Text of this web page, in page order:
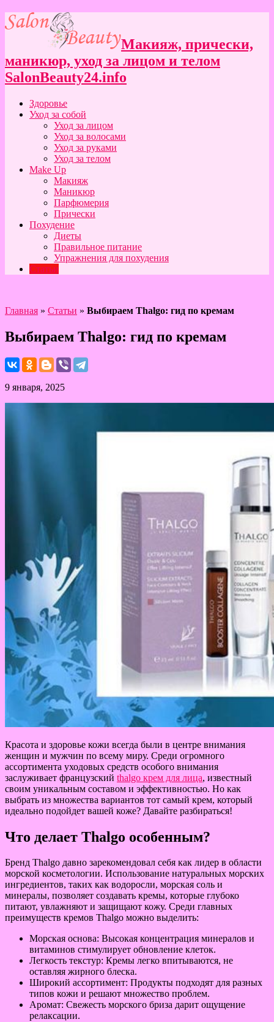
Макияж, прически,
маникюр, уход за лицом и телом
SalonBeauty24.info
Здоровье
Уход за собой
Уход за лицом
Уход за волосами
Уход за руками
Уход за телом
Make Up
Макияж
Маникюр
Парфюмерия
Прически
Похудение
Диеты
Правильное питание
Упражнения для похудения
Статьи
Главная » Статьи » Выбираем Thalgo: гид по кремам
Выбираем Thalgo: гид по кремам
9 января, 2025
Красота и здоровье кожи всегда были в центре внимания
женщин и мужчин по всему миру. Среди огромного
ассортимента уходовых средств особого внимания
заслуживает французский thalgo крем для лица, известный
своим уникальным составом и эффективностью. Но как
выбрать из множества вариантов тот самый крем, который
идеально подойдет вашей коже? Давайте разбираться!
Что делает Thalgo особенным?
Бренд Thalgo давно зарекомендовал себя как лидер в области
морской косметологии. Использование натуральных морских
ингредиентов, таких как водоросли, морская соль и
минералы, позволяет создавать кремы, которые глубоко
питают, увлажняют и защищают кожу. Среди главных
преимуществ кремов Thalgo можно выделить:
Морская основа: Высокая концентрация минералов и
витаминов стимулирует обновление клеток.
Легкость текстур: Кремы легко впитываются, не
оставляя жирного блеска.
Широкий ассортимент: Продукты подходят для разных
типов кожи и решают множество проблем.
Аромат: Свежесть морского бриза дарит ощущение
релаксации.